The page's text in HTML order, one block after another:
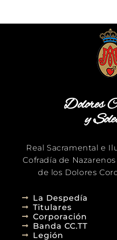
Dolores
y
Real Sacramental e
Cofradía de
de los Dolores
La Despedía
Titulares
Corporación
Banda CC.TT
Legión